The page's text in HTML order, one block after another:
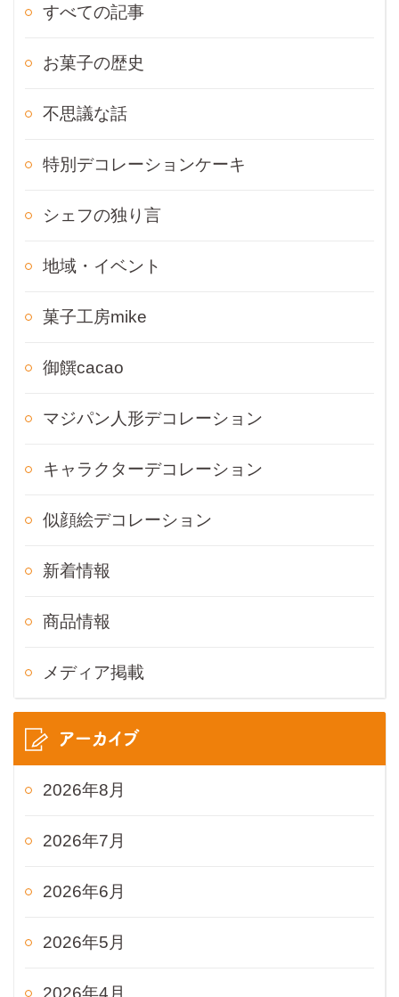
すべての記事
お菓子の歴史
不思議な話
特別デコレーションケーキ
シェフの独り言
地域・イベント
菓子工房mike
御饌cacao
マジパン人形デコレーション
キャラクターデコレーション
似顔絵デコレーション
新着情報
商品情報
メディア掲載
アーカイブ
2026年8月
2026年7月
2026年6月
2026年5月